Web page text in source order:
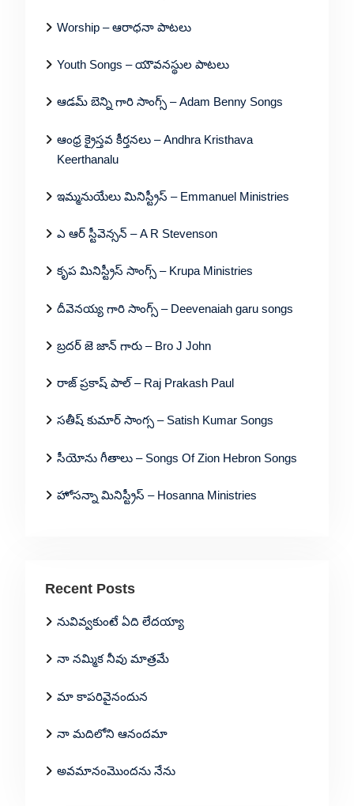
Worship – ఆరాధనా పాటలు
Youth Songs – యౌవనస్థుల పాటలు
ఆడమ్ బెన్ని గారి సాంగ్స్ – Adam Benny Songs
ఆంధ్ర క్రైస్తవ కీర్తనలు – Andhra Kristhava
Keerthanalu
ఇమ్మనుయేలు మినిస్ట్రీస్ – Emmanuel Ministries
ఎ ఆర్ స్టీవెన్సన్ – A R Stevenson
కృప మినిస్ట్రీస్ సాంగ్స్ – Krupa Ministries
దీవెనయ్య గారి సాంగ్స్ – Deevenaiah garu songs
బ్రదర్ జె జాన్ గారు – Bro J John
రాజ్ ప్రకాష్ పాల్ – Raj Prakash Paul
సతీష్ కుమార్ సాంగ్స – Satish Kumar Songs
సీయోను గీతాలు – Songs Of Zion Hebron Songs
హోసన్నా మినిస్ట్రీస్ – Hosanna Ministries
Recent Posts
నువివ్వకుంటే ఏది లేదయ్యా
నా నమ్మిక నీవు మాత్రమే
మా కాపరివైనందున
నా మదిలోని ఆనందమా
అవమానంమొందను నేను